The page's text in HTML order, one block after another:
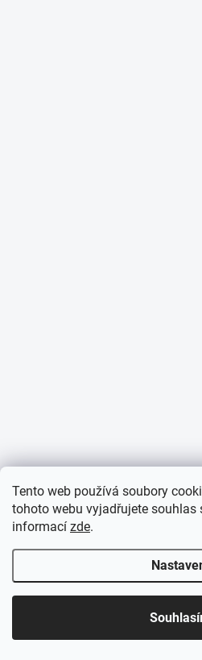
Tento web používá soubory
tohoto webu vyjadřujete souhlas
informací zde.